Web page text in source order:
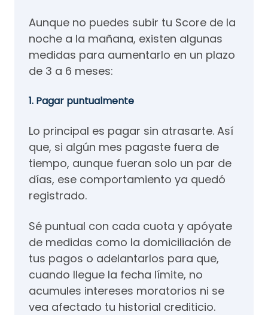
Aunque no puedes subir tu Score de la
noche a la mañana, existen algunas
medidas para aumentarlo en un plazo
de 3 a 6 meses:
1. Pagar puntualmente
Lo principal es pagar sin atrasarte. Así
que, si algún mes pagaste fuera de
tiempo, aunque fueran solo un par de
días, ese comportamiento ya quedó
registrado.
Sé puntual con cada cuota y apóyate
de medidas como la domiciliación de
tus pagos o adelantarlos para que,
cuando llegue la fecha límite, no
acumules intereses moratorios ni se
vea afectado tu historial crediticio.